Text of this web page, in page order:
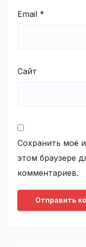
Email *
Сайт
Сохранить моё
этом браузере
комментариев.